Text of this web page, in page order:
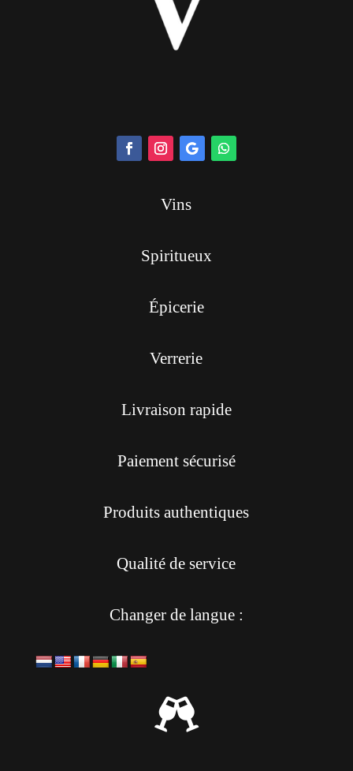
Vins
Spiritueux
Épicerie
Verrerie
Livraison rapide
Paiement sécurisé
Produits authentiques
Qualité de service
Changer de langue :
